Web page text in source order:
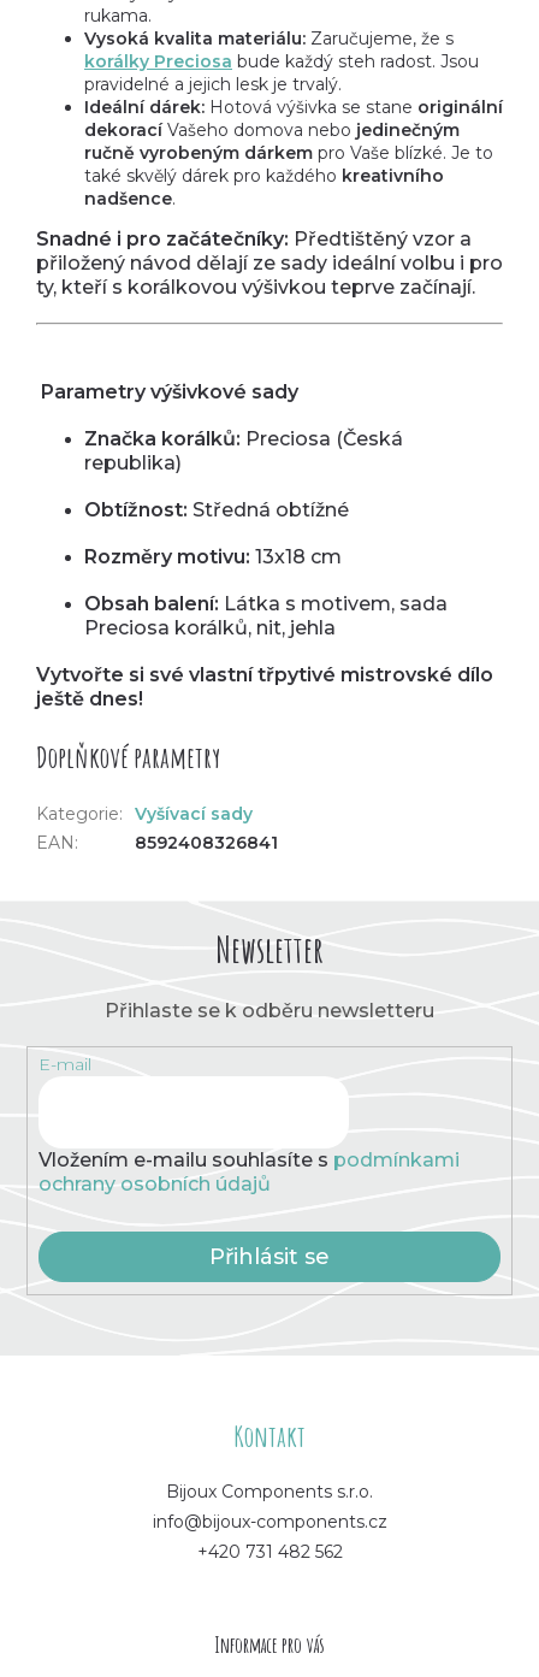
rukama.
Vysoká kvalita materiálu: Zaručujeme, že s
korálky Preciosa bude každý steh radost. Jsou
pravidelné a jejich lesk je trvalý.
Ideální dárek: Hotová výšivka se stane originální
dekoracíVašeho domova nebo jedinečným
ručně vyrobeným dárkem pro Vaše blízké. Je to
také skvělý dárek pro každého kreativního
nadšence.
Snadné i pro začátečníky: Předtištěný vzor a
přiložený návod dělají ze sady ideální volbu i pro
ty, kteří s korálkovou výšivkou teprve začínají.
Parametry výšivkové sady
Značka korálků: Preciosa (Česká
republika)
Obtížnost: Středná obtížné
Rozměry motivu: 13x18 cm
Obsah balení: Látka s motivem, sada
Preciosa korálků, nit, jehla
Vytvořte si své vlastní třpytivé mistrovské dílo
ještě dnes!
Doplňkové parametry
Kategorie:
Vyšívací sady
EAN: 8592408326841
Newsletter
Přihlaste se k odběru newsletteru
E-mail
Vložením e-mailu souhlasíte s podmínkami
ochrany osobních údajů
Přihlásit se
Kontakt
Bijoux Components s.r.o.
info@bijoux-components.cz
+420 731 482 562
Informace pro vás